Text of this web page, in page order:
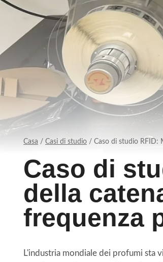
Casa / Casi di studio / Caso di studio RFID:
Caso di
della
frequenza
L'industria mondiale dei profumi sta